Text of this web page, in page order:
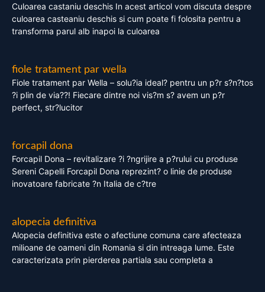
Culoarea castaniu deschis In acest articol vom discuta despre
culoarea casteaniu deschis si cum poate fi folosita pentru a
transforma parul alb inapoi la culoarea
fiole tratament par wella
Fiole tratament par Wella – solu?ia ideal? pentru un p?r s?n?tos
?i plin de via??! Fiecare dintre noi vis?m s? avem un p?r
perfect, str?lucitor
forcapil dona
Forcapil Dona – revitalizare ?i ?ngrijire a p?rului cu produse
Sereni Capelli Forcapil Dona reprezint? o linie de produse
inovatoare fabricate ?n Italia de c?tre
alopecia definitiva
Alopecia definitiva este o afectiune comuna care afecteaza
milioane de oameni din Romania si din intreaga lume. Este
caracterizata prin pierderea partiala sau completa a